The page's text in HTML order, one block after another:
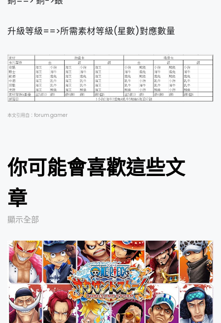
升級等級==>所需素材等級(星數)對應數量
本文引用自： forum.gamer
你可能會喜歡這些文
章
顯示全部